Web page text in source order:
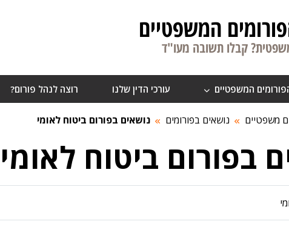
המשפטיים
קבלו תשובה מעו"ד
המשפטיים עורכי הדין שלנו רוצה לנהל פורום?
משפטיים נושאים בפורומים נושאים בפורום ביטוח לאומי
בפורום ביטוח לאומי